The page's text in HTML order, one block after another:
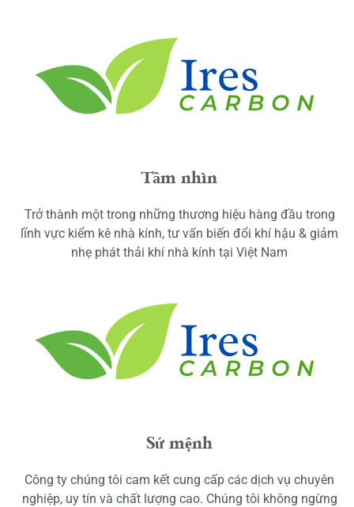
Tầm nhìn
Trở thành một trong những thương hiệu hàng đầu trong
lĩnh vực kiểm kê nhà kính, tư vấn biến đổi khí hậu & giảm
nhẹ phát thải khí nhà kính tại Việt Nam
Sứ mệnh
Công ty chúng tôi cam kết cung cấp các dịch vụ chuyên
nghiệp, uy tín và chất lượng cao. Chúng tôi không ngừng